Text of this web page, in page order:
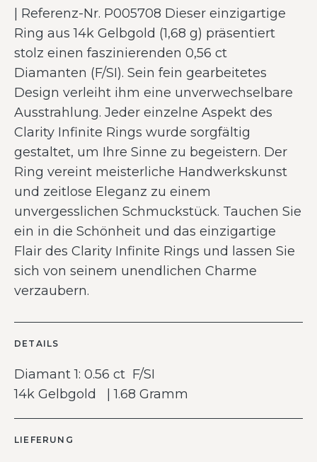
| Referenz-Nr. P005708 Dieser einzigartige
Ring aus 14k Gelbgold (1,68 g) präsentiert
stolz einen faszinierenden 0,56 ct
Diamanten (F/SI). Sein fein gearbeitetes
Design verleiht ihm eine unverwechselbare
Ausstrahlung. Jeder einzelne Aspekt des
Clarity Infinite Rings wurde sorgfältig
gestaltet, um Ihre Sinne zu begeistern. Der
Ring vereint meisterliche Handwerkskunst
und zeitlose Eleganz zu einem
unvergesslichen Schmuckstück. Tauchen Sie
ein in die Schönheit und das einzigartige
Flair des Clarity Infinite Rings und lassen Sie
sich von seinem unendlichen Charme
verzaubern.
DETAILS
Diamant 1: 0.56 ct F/SI
14k Gelbgold | 1.68 Gramm
LIEFERUNG